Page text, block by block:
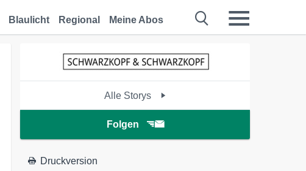
Blaulicht Regional Meine Abos
Alle Storys
Folgen
Druckversion